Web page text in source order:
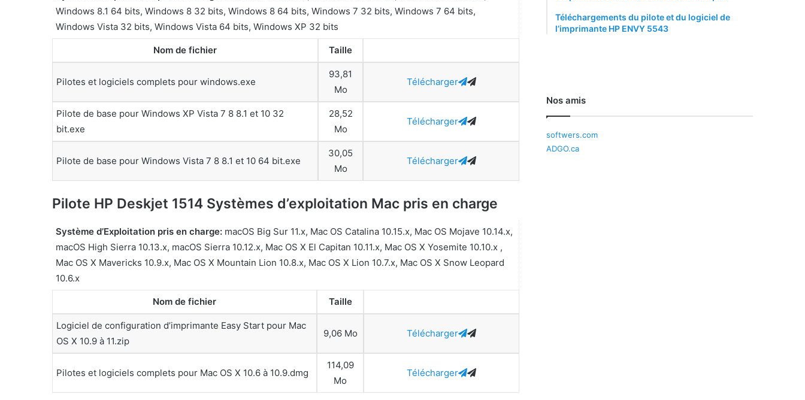
Windows 8.1 64 bits, Windows 8 32 bits, Windows 8 64 bits, Windows 7 32 bits, Windows 7 64 bits,
Windows Vista 32 bits, Windows Vista 64 bits, Windows XP 32 bits
Nom de fichier Taille
Pilotes et logiciels complets pour windows.exe
93,81
Mo
Télécharger
Pilote de base pour Windows XP Vista 7 8 8.1 et 10 32
bit.exe
28,52
Mo
Télécharger
Pilote de base pour Windows Vista 7 8 8.1 et 10 64 bit.exe
30,05
Mo
Télécharger
Pilote HP Deskjet 1514 Systèmes d’exploitation Mac pris en charge
Système d’Exploitation pris en charge: macOS Big Sur 11.x, Mac OS Catalina 10.15.x, Mac OS Mojave 10.14.x,
macOS High Sierra 10.13.x, macOS Sierra 10.12.x, Mac OS X El Capitan 10.11.x, Mac OS X Yosemite 10.10.x ,
Mac OS X Mavericks 10.9.x, Mac OS X Mountain Lion 10.8.x, Mac OS X Lion 10.7.x, Mac OS X Snow Leopard
10.6.x
Nom de fichier Taille
Logiciel de configuration d’imprimante Easy Start pour Mac
OS X 10.9 à 11.zip
9,06 Mo Télécharger
Pilotes et logiciels complets pour Mac OS X 10.6 à 10.9.dmg
114,09
Mo
Télécharger
Téléchargements du pilote et du logiciel de
l’imprimante HP ENVY 5543
Nos amis
softwers.com
ADGO.ca